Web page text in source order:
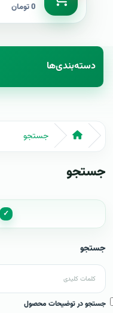
0 تومان
دسته‌بندی‌ها
جستجو
جستجو
✓
جستجو
جستجو در توضیحات محصول